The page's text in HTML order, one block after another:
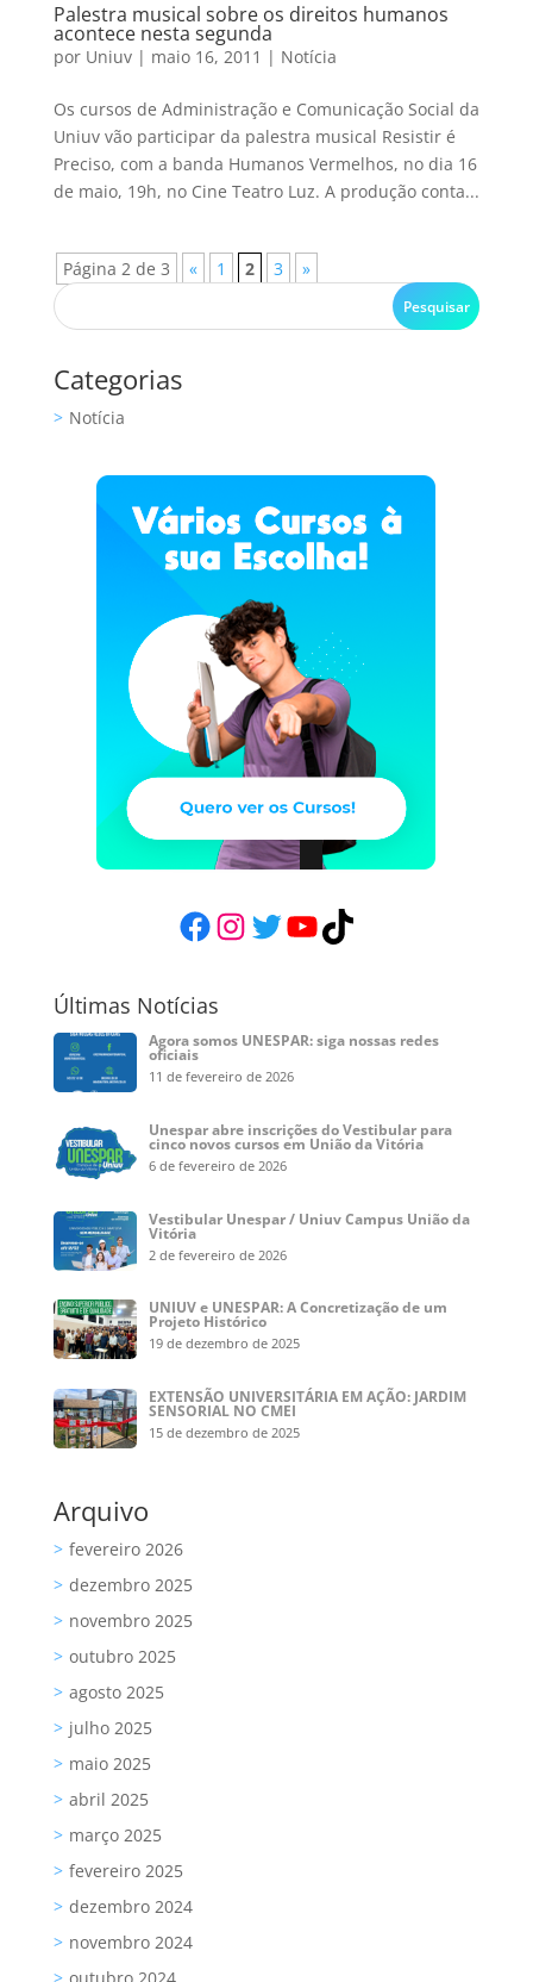
Palestra musical sobre os direitos humanos
acontece nesta segunda
por Uniuv| maio 16, 2011 | Notícia
Os cursos de Administração e Comunicação Social da
Uniuv vão participar da palestra musical Resistir é
Preciso, com a banda Humanos Vermelhos, no dia 16
de maio, 19h, no Cine Teatro Luz. A produção conta...
Página 2 de 3 « 1 2 3 »
Categorias
Notícia
Facebook
Instagram
Twitter
YouTube
TikTok
Últimas Notícias
Agora somos UNESPAR: siga nossas redes
oficiais
11 de fevereiro de 2026
Unespar abre inscrições do Vestibular para
cinco novos cursos em União da Vitória
6 de fevereiro de 2026
Vestibular Unespar / Uniuv Campus União da
Vitória
2 de fevereiro de 2026
UNIUV e UNESPAR: A Concretização de um
Projeto Histórico
19 de dezembro de 2025
EXTENSÃO UNIVERSITÁRIA EM AÇÃO: JARDIM
SENSORIAL NO CMEI
15 de dezembro de 2025
Arquivo
fevereiro 2026
dezembro 2025
novembro 2025
outubro 2025
agosto 2025
julho 2025
maio 2025
abril 2025
março 2025
fevereiro 2025
dezembro 2024
novembro 2024
outubro 2024